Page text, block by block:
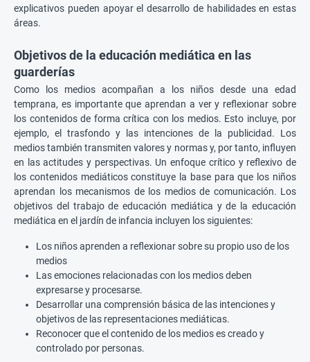
explicativos pueden apoyar el desarrollo de habilidades en estas
áreas.
Objetivos de la educación mediática en las
guarderías
Como los medios acompañan a los niños desde una edad
temprana, es importante que aprendan a ver y reflexionar sobre
los contenidos de forma crítica con los medios. Esto incluye, por
ejemplo, el trasfondo y las intenciones de la publicidad. Los
medios también transmiten valores y normas y, por tanto, influyen
en las actitudes y perspectivas. Un enfoque crítico y reflexivo de
los contenidos mediáticos constituye la base para que los niños
aprendan los mecanismos de los medios de comunicación. Los
objetivos del trabajo de educación mediática y de la educación
mediática en el jardín de infancia incluyen los siguientes:
Los niños aprenden a reflexionar sobre su propio uso de los
medios
Las emociones relacionadas con los medios deben
expresarse y procesarse.
Desarrollar una comprensión básica de las intenciones y
objetivos de las representaciones mediáticas.
Reconocer que el contenido de los medios es creado y
controlado por personas.